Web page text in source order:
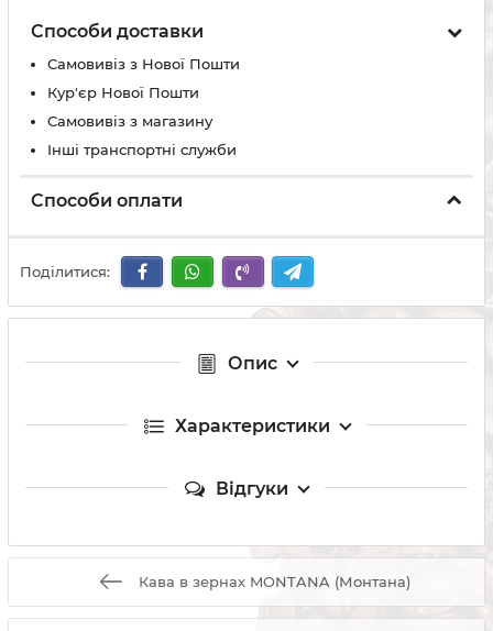
Способи доставки
Самовивіз з Нової Пошти
Кур'єр Нової Пошти
Самовивіз з магазину
Інші транспортні служби
Способи оплати
Поділитися:
Опис
Характеристики
Відгуки
Кава в зернах MONTANA (Монтана)